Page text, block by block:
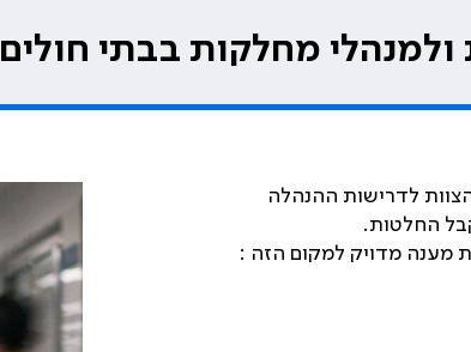
מחלקות בבתי חולים
הצוות לדרישות ההנהלה
החלטות.
מענה מדויק למקום הזה :